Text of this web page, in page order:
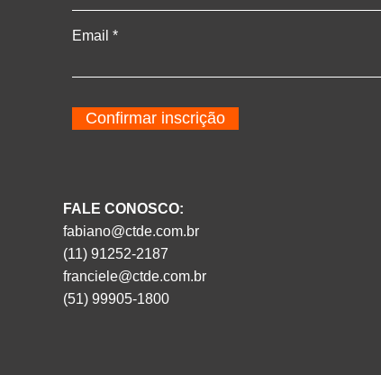
Email
Confirmar inscrição
FALE CONOSCO:
fabiano@ctde.com.br
(11) 91252-2187
franciele@ctde.com.br
(51) 99905-1800